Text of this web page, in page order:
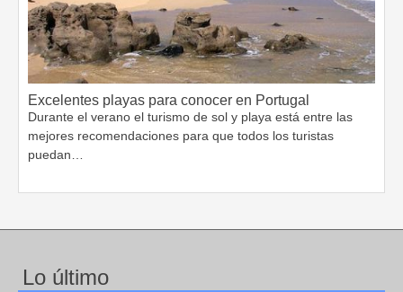
Excelentes playas para conocer en Portugal
Durante el verano el turismo de sol y playa está entre las
mejores recomendaciones para que todos los turistas
puedan…
Lo último